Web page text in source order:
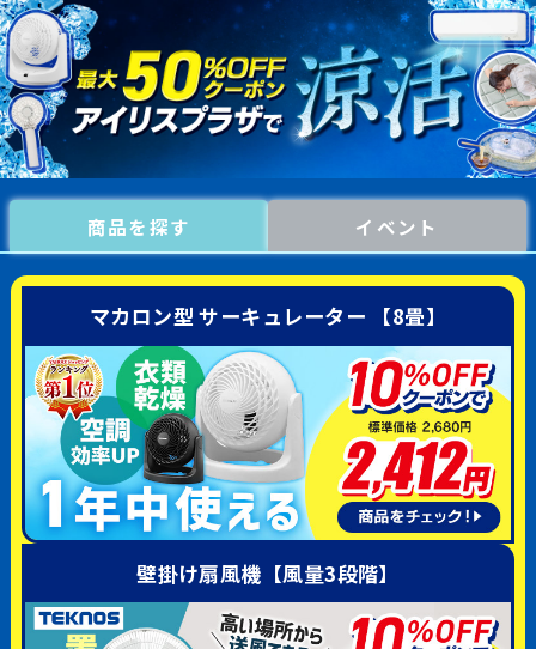
商品を探す イベント
マカロン型 サーキュレーター 【8畳】
壁掛け扇風機【風量3段階】